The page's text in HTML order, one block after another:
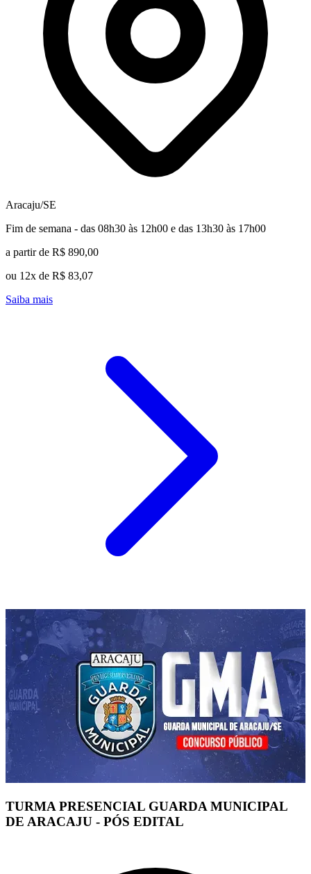
Aracaju/SE
Fim de semana - das 08h30 às 12h00 e das 13h30 às 17h00
a partir de R$ 890,00
ou 12x de R$ 83,07
Saiba mais
TURMA PRESENCIAL GUARDA MUNICIPAL
DE ARACAJU - PÓS EDITAL